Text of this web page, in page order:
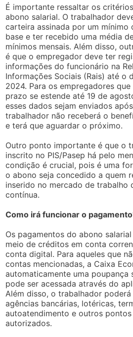
É importante ressaltar os
abono salarial. O trabalhador
carteira assinada por um mínimo
base e ter recebido uma média
mínimos mensais. Além disso,
é que o empregador deve ter
informações do funcionário na
Informações Sociais (Rais) até o
2024. Para os empregadores
prazo se estende até 19 de
esses dados sejam enviados
trabalhador não receberá o
e terá que aguardar o próximo.
Outro ponto importante é que o
inscrito no PIS/Pasep há pelo
condição é crucial, pois é uma
o abono seja concedido a quem
inserido no mercado de trabalho
contínua.
Como irá funcionar o
Os pagamentos do abono
meio de créditos em conta
conta digital. Para aqueles que
contas mencionadas, a Caixa
automaticamente uma poupança
pode ser acessada através do
Além disso, o trabalhador
agências bancárias, lotéricas,
autoatendimento e outros
autorizados.